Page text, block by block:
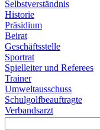
Selbstverständnis
Historie
Präsidium
Beirat
Geschäftsstelle
Sportrat
Spielleiter und Referees
Trainer
Umweltausschuss
Schulgolfbeauftragte
Verbandsarzt